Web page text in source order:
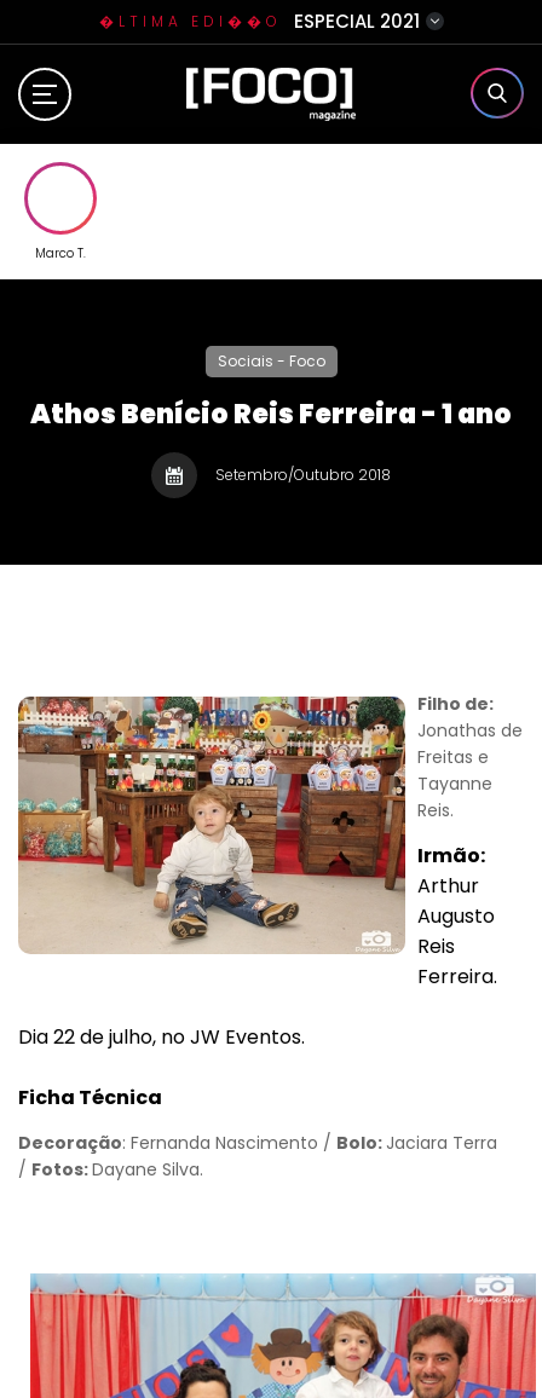
�LTIMA EDI��O ESPECIAL 2021
Home
Contato
Marco T.
Sociais - Foco
Athos Benício Reis Ferreira - 1 ano
Setembro/Outubro 2018
Filho de:
Jonathas de
Freitas e
Tayanne
Reis.
Irmão:
Arthur
Augusto
Reis
Ferreira.
Dia 22 de julho, no JW Eventos.
Ficha Técnica
Decoração: Fernanda Nascimento / Bolo: Jaciara Terra
/ Fotos:Dayane Silva.